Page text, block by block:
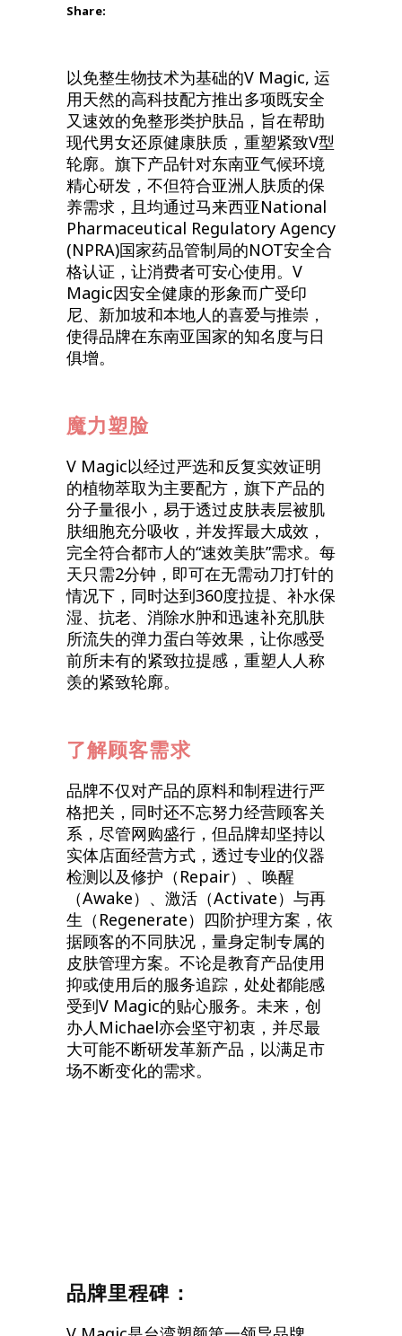
Share:
以免整生物技术为基础的V Magic, 运
用天然的高科技配方推出多项既安全
又速效的免整形类护肤品，旨在帮助
现代男女还原健康肤质，重塑紧致V型
轮廓。旗下产品针对东南亚气候环境
精心研发，不但符合亚洲人肤质的保
养需求，且均通过马来西亚National
Pharmaceutical Regulatory Agency
(NPRA)国家药品管制局的NOT安全合
格认证，让消费者可安心使用。V
Magic因安全健康的形象而广受印
尼、新加坡和本地人的喜爱与推崇，
使得品牌在东南亚国家的知名度与日
俱增。
魔力塑脸
V Magic以经过严选和反复实效证明
的植物萃取为主要配方，旗下产品的
分子量很小，易于透过皮肤表层被肌
肤细胞充分吸收，并发挥最大成效，
完全符合都市人的“速效美肤”需求。每
天只需2分钟，即可在无需动刀打针的
情况下，同时达到360度拉提、补水保
湿、抗老、消除水肿和迅速补充肌肤
所流失的弹力蛋白等效果，让你感受
前所未有的紧致拉提感，重塑人人称
羡的紧致轮廓。
了解顾客需求
品牌不仅对产品的原料和制程进行严
格把关，同时还不忘努力经营顾客关
系，尽管网购盛行，但品牌却坚持以
实体店面经营方式，透过专业的仪器
检测以及修护（Repair）、唤醒
（Awake）、激活（Activate）与再
生（Regenerate）四阶护理方案，依
据顾客的不同肤况，量身定制专属的
皮肤管理方案。不论是教育产品使用
抑或使用后的服务追踪，处处都能感
受到V Magic的贴心服务。未来，创
办人Michael亦会坚守初衷，并尽最
大可能不断研发革新产品，以满足市
场不断变化的需求。
品牌里程碑：